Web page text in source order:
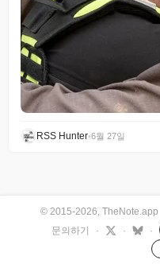
RSS Hunter•6월 27일
© 2015-2026, TheNote.app
문의하기
· · ·